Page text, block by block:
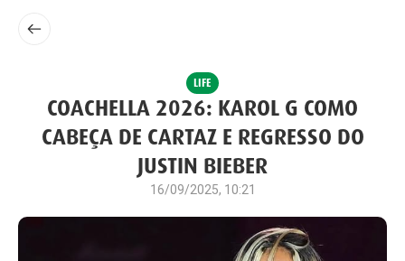
LIFE
COACHELLA 2026: KAROL G COMO
CABEÇA DE CARTAZ E REGRESSO DO
JUSTIN BIEBER
16/09/2025, 10:21